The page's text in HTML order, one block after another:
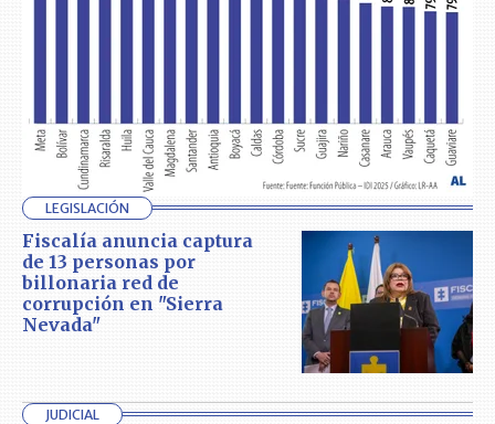
LEGISLACIÓN
Fiscalía anuncia captura
de 13 personas por
billonaria red de
corrupción en "Sierra
Nevada"
JUDICIAL